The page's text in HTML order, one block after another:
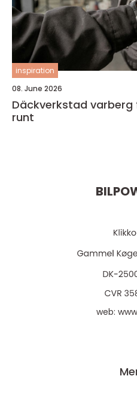
inspiration
08. June 2026
Däckverkstad
runt
web: